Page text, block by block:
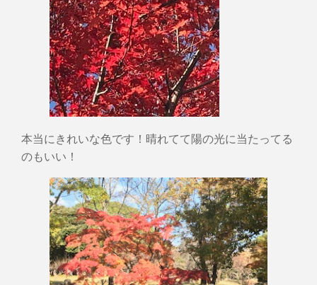
本当にきれいな色です！晴れてて陽の光に当たってる
のもいい！